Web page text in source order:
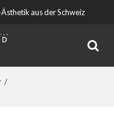
aus der Schweiz
/